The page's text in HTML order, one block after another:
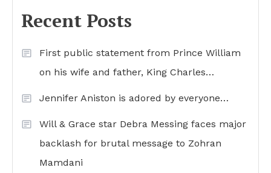
Recent Posts
First public statement from Prince William
on his wife and father, King Charles…
Jennifer Aniston is adored by everyone…
Will & Grace star Debra Messing faces major
backlash for brutal message to Zohran
Mamdani